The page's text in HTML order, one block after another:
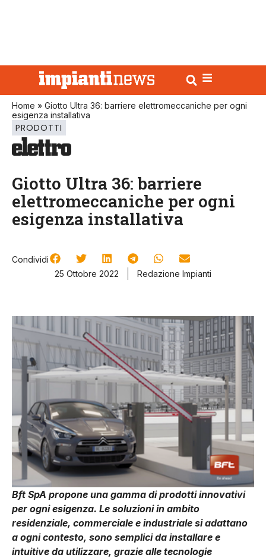
Home » Giotto Ultra 36: barriere elettromeccaniche per ogni
esigenza installativa
PRODOTTI
Giotto Ultra 36: barriere
elettromeccaniche per ogni
esigenza installativa
Condividi
25 Ottobre 2022
Redazione Impianti
Bft SpA propone una gamma di prodotti innovativi
per ogni esigenza. Le soluzioni in ambito
residenziale, commerciale e industriale si adattano
a ogni contesto, sono semplici da installare e
intuitive da utilizzare, grazie alle tecnologie